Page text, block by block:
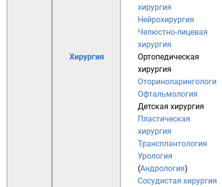
Хирургия
хирургия
Нейрохирургия
Челюстно-лицевая
хирургия
Ортопедическая
хирургия
Оториноларингология
Офтальмология
Детская хирургия
Пластическая
хирургия
Трансплантология
Урология
(Андрология)
Сосудистая хирургия